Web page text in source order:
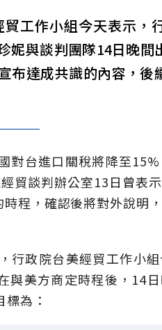
貿工作小組今天表示，
妮與談判團隊14日晚間
布達成共識的內容，後
對台進口關稅將降至
貿談判辦公室13日曾表
程，確認後將對外說明
行政院台美經貿工作小
美方商定時程後，14日
為：